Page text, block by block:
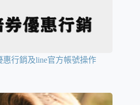
行銷及line官方帳號操作